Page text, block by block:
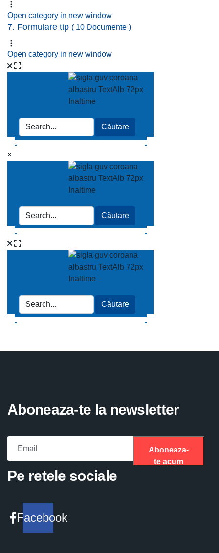
Open category in new window
7. Formulare tip ( 10 Documente )
Open category in new window
×
Aboneaza-te la newsletter
Aboneaza-
te acum
Pe retele sociale
Facebook